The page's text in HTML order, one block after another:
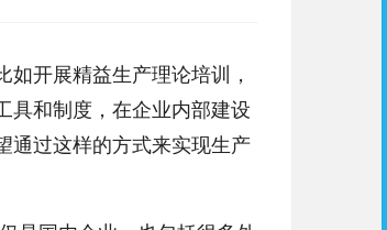
如开展精益生产理论培训，
具和制度，在企业内部建设
通过这样的方式来实现生产